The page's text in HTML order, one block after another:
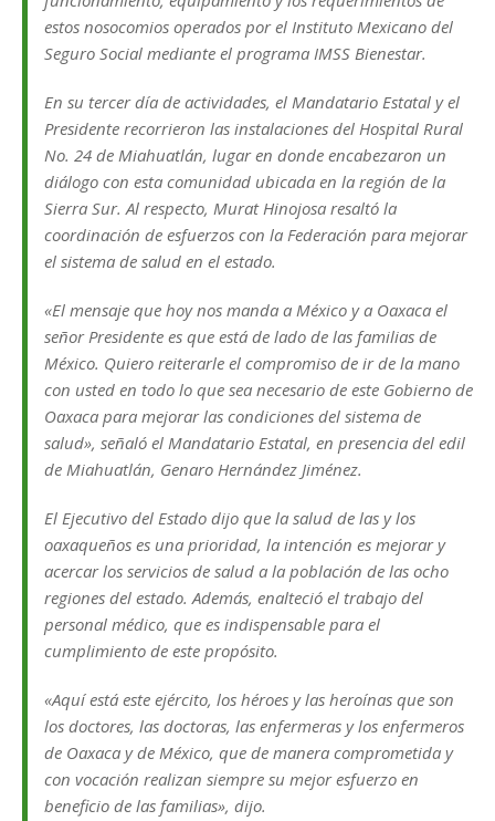
estos nosocomios operados por el Instituto Mexicano del
Seguro Social mediante el programa IMSS Bienestar.
En su tercer día de actividades, el Mandatario Estatal y el
Presidente recorrieron las instalaciones del Hospital Rural
No. 24 de Miahuatlán, lugar en donde encabezaron un
diálogo con esta comunidad ubicada en la región de la
Sierra Sur. Al respecto, Murat Hinojosa resaltó la
coordinación de esfuerzos con la Federación para mejorar
el sistema de salud en el estado.
«El mensaje que hoy nos manda a México y a Oaxaca el
señor Presidente es que está de lado de las familias de
México. Quiero reiterarle el compromiso de ir de la mano
con usted en todo lo que sea necesario de este Gobierno de
Oaxaca para mejorar las condiciones del sistema de
salud», señaló el Mandatario Estatal, en presencia del edil
de Miahuatlán, Genaro Hernández Jiménez.
El Ejecutivo del Estado dijo que la salud de las y los
oaxaqueños es una prioridad, la intención es mejorar y
acercar los servicios de salud a la población de las ocho
regiones del estado. Además, enalteció el trabajo del
personal médico, que es indispensable para el
cumplimiento de este propósito.
«Aquí está este ejército, los héroes y las heroínas que son
los doctores, las doctoras, las enfermeras y los enfermeros
de Oaxaca y de México, que de manera comprometida y
con vocación realizan siempre su mejor esfuerzo en
beneficio de las familias», dijo.